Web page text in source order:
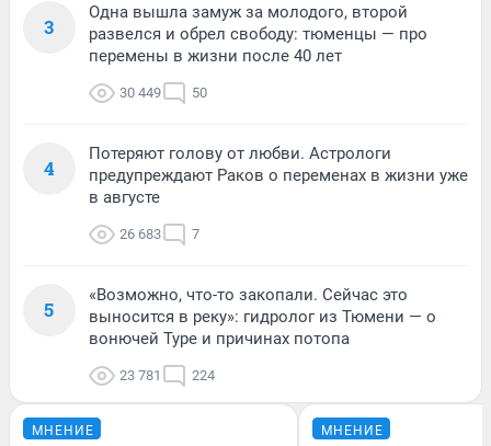
3
Одна вышла замуж за молодого, второй
развелся и обрел свободу: тюменцы — про
перемены в жизни после 40 лет
30 449 50
4
Потеряют голову от любви. Астрологи
предупреждают Раков о переменах в жизни уже
в августе
26 683 7
5
«Возможно, что-то закопали. Сейчас это
выносится в реку»: гидролог из Тюмени — о
вонючей Туре и причинах потопа
23 781 224
МНЕНИЕ МНЕНИЕ